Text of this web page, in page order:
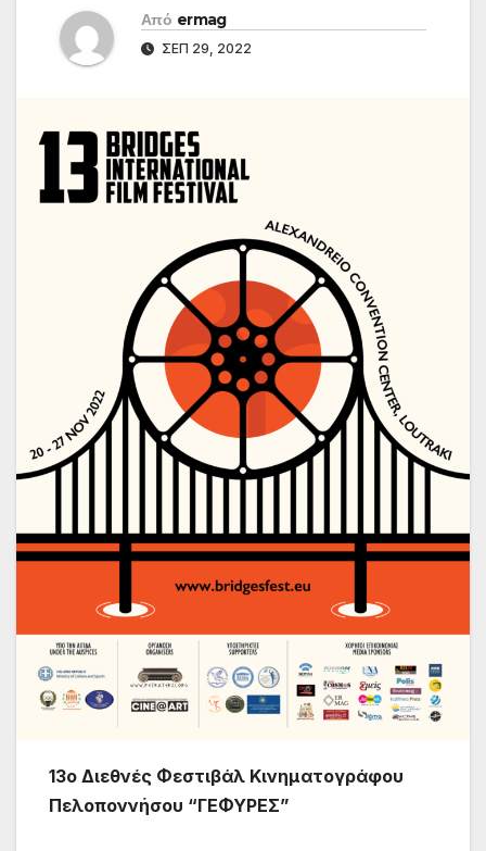
Από ermag
ΣΕΠ 29, 2022
13ο Διεθνές Φεστιβάλ Κινηματογράφου
Πελοποννήσου “ΓΕΦΥΡΕΣ”